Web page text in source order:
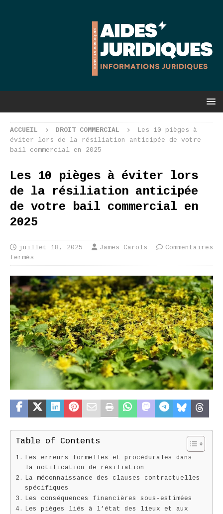
ACCUEIL DROIT COMMERCIAL
Les 10 pièges à
éviter lors de la résiliation anticipée de votre
bail commercial en 2025
Les 10 pièges à éviter lors
de la résiliation anticipée
de votre bail commercial en
2025
juillet 18, 2025 James Carols
Commentaires
fermés
Table of Contents
Les erreurs formelles et procédurales dans
la notification de résiliation
La méconnaissance des clauses contractuelles
spécifiques
Les conséquences financières sous-estimées
Les pièges liés à l’état des lieux et aux